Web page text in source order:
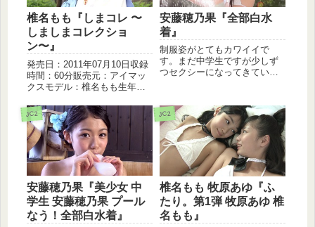
椎名もも『しまコレ 〜
しましまコレクショ
ン〜』
発売日：2011年07月10日収録
時間：60分販売元：アイマッ
クスモデル：椎名もも生年月
水着なんかいいですね。ちょ
っと子供っぽさが出てしまう
ので色気とか大人っぽさが欠
けてしまうのが残念で...
安藤穂乃果『全部白水
着』
制服姿がとてもカワイイで
す。まだ中学生ですが少しず
つセクシーになってきていま
するような感じでドキドキし
ますね。毛糸がうねうね動い
たらかなり面白いです。
JC2
安藤穂乃果『美少女 中
学生 安藤穂乃果 プール
なう！全部白水着』
JC2
椎名もも 牧原あゆ『ふ
たり。第1弾 牧原あゆ 椎
名もも』